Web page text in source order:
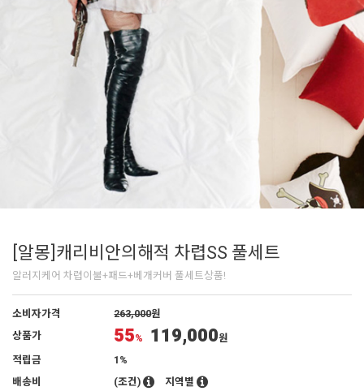
[알몽]캐리비안의해적 차렵SS 풀세트
알러지케어 차렵이불+패드+베개커버 풀세트상품!
소비자가격 263,000원
상품가
55% 119,000원
적립금
1%
배송비
(조건) 지역별